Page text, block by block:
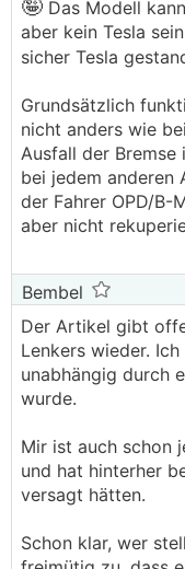
🤪 Das Modell
aber kein Tesla
sicher Tesla
Grundsätzlich
nicht anders wie
Ausfall der
bei jedem anderen
der Fahrer OPD/B-
aber nicht
Bembel
Der Artikel gibt
Lenkers wieder.
unabhängig durch
wurde.
Mir ist auch schon
und hat hinterher
versagt hätten.
Schon klar, wer